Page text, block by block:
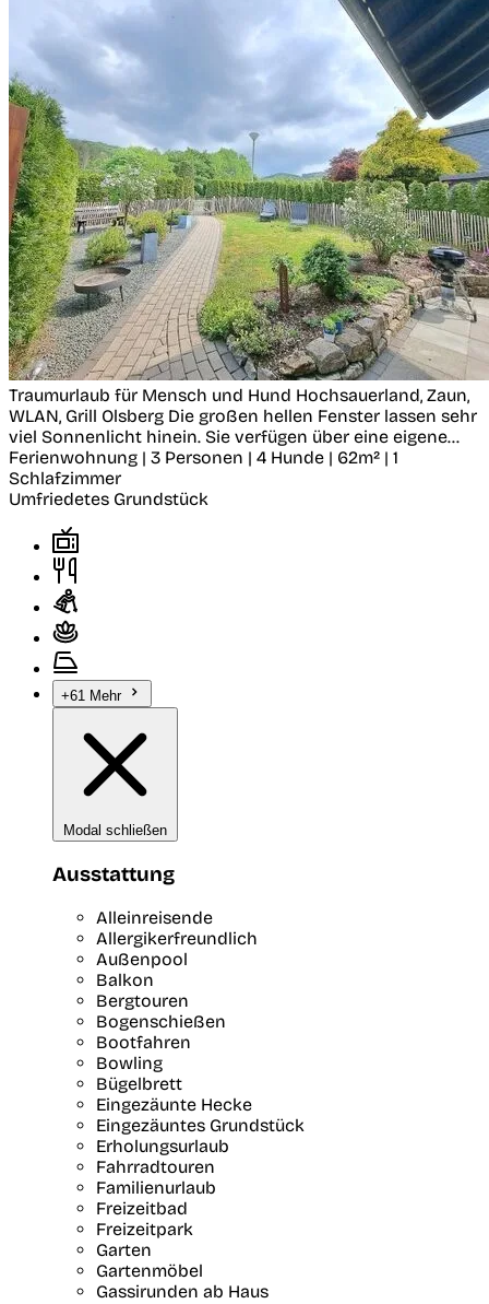
Traumurlaub für Mensch und Hund Hochsauerland, Zaun,
WLAN, Grill Olsberg Die großen hellen Fenster lassen sehr
viel Sonnenlicht hinein. Sie verfügen über eine eigene...
Ferienwohnung | 3 Personen | 4 Hunde | 62m² | 1
Schlafzimmer
Umfriedetes Grundstück
+61 Mehr
Modal schließen
Ausstattung
Alleinreisende
Allergikerfreundlich
Außenpool
Balkon
Bergtouren
Bogenschießen
Bootfahren
Bowling
Bügelbrett
Eingezäunte Hecke
Eingezäuntes Grundstück
Erholungsurlaub
Fahrradtouren
Familienurlaub
Freizeitbad
Freizeitpark
Garten
Gartenmöbel
Gassirunden ab Haus